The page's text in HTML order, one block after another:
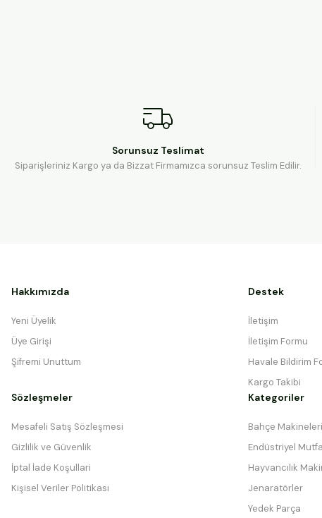
Sorunsuz Teslimat
Siparişleriniz Kargo ya da Bizzat Firmamızca sorunsuz Teslim Edilir.
Hakkımızda
Yeni Üyelik
Üye Girişi
Şifremi Unuttum
Destek
İletişim
İletişim Formu
Havale Bildirim
Kargo Takibi
Sözleşmeler
Mesafeli Satış Sözleşmesi
Gizlilik ve Güvenlik
İptal İade Koşullari
Kişisel Veriler Politikası
Kategoriler
Bahçe Makineleri
Endüstriyel
Hayvancılık
Jenaratörler
Yedek Parça